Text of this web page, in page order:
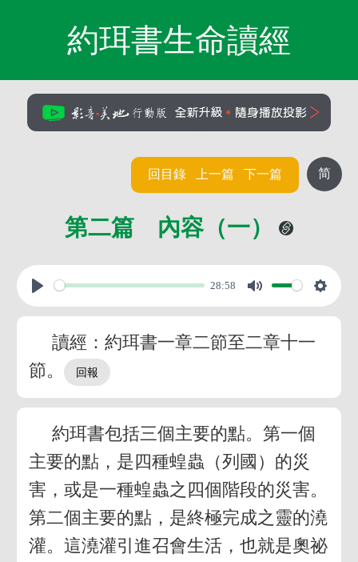
約珥書生命讀經
简
回目錄 上一篇 下一篇
第二篇 內容（一）
28:58
讀經：約珥書一章二節至二章十一
節。
約珥書包括三個主要的點。第一個
主要的點，是四種蝗蟲（列國）的災
害，或是一種蝗蟲之四個階段的災害。
第二個主要的點，是終極完成之靈的澆
灌。這澆灌引進召會生活，也就是奧祕